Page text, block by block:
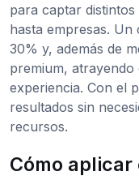
para captar
hasta empresas.
30% y, además de
premium, atrayendo
experiencia. Con el
resultados sin
recursos.
Cómo